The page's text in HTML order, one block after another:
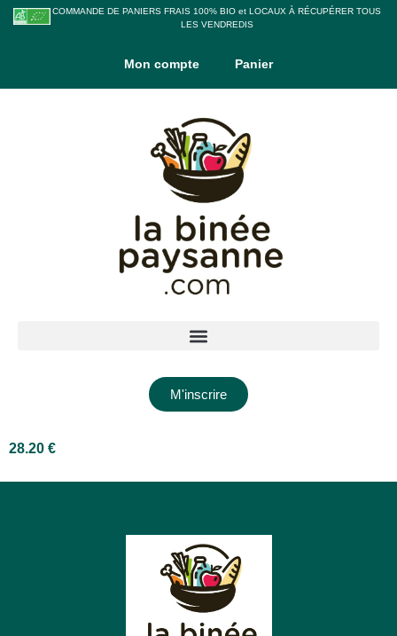
COMMANDE DE PANIERS FRAIS 100% BIO et LOCAUX À RÉCUPÉRER TOUS
LES VENDREDIS
Mon compte Panier
M'inscrire
28.20 €